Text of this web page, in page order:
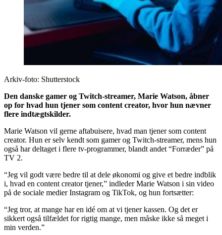
Arkiv-foto: Shutterstock
Den danske gamer og Twitch-streamer, Marie Watson, åbner
op for hvad hun tjener som content creator, hvor hun nævner
flere indtægtskilder.
Marie Watson vil gerne aftabuisere, hvad man tjener som content
creator. Hun er selv kendt som gamer og Twitch-streamer, mens hun
også har deltaget i flere tv-programmer, blandt andet “Forræder” på
TV 2.
“Jeg vil godt være bedre til at dele økonomi og give et bedre indblik
i, hvad en content creator tjener,” indleder Marie Watson i sin video
på de sociale medier Instagram og TikTok, og hun fortsætter:
“Jeg tror, at mange har en idé om at vi tjener kassen. Og det er
sikkert også tilfældet for rigtig mange, men måske ikke så meget i
min verden.”